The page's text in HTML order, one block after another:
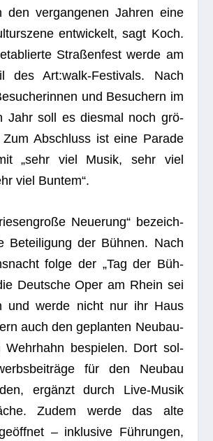
den ver­gan­ge­nen Jah­ren eine
ent­wi­ckelt, sagt Koch.
Stra­ßen­fest werde am
des Art:walk-Festivals. Nach
und Besu­chern im
Jahr soll es dies­mal noch grö­
Abschluss ist eine Parade
„sehr viel Musik, sehr viel
viel Buntem“.
Neue­rung“ bezeich­
Betei­li­gung der Büh­nen. Nach
folge der „Tag der Büh­
Deut­sche Oper am Rhein sei
und werde nicht nur ihr Haus
auch den geplan­ten Neu­bau-
Wehr­hahn bespie­len. Dort sol­
für den Neu­bau
ergänzt durch Live-Musik
Zudem werde das alte
– inklu­sive Füh­run­gen,